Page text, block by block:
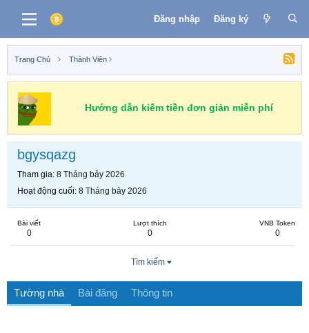
Đăng nhập Đăng ký
Trang Chủ Thành Viên
Hướng dẫn kiếm tiền đơn giản miễn phí
bgysqazg
Tham gia 8 Tháng bảy 2026
Hoạt động cuối 8 Tháng bảy 2026
Bài viết
0
Lượt thích
0
VNB Token
0
Tìm kiếm
Tường nhà Bài đăng Thông tin